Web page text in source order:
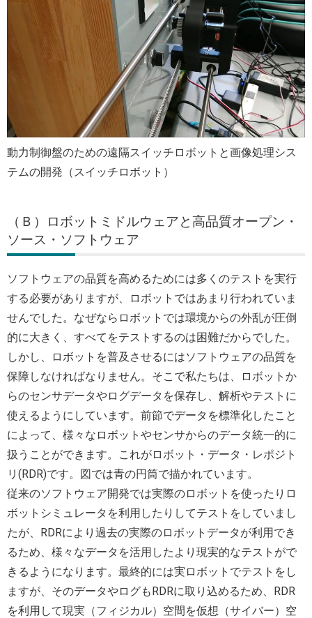
動力制御盤のための遠隔スイッチロボットと画像処理シス
テムの開発（スイッチロボット）
（Ｂ）ロボットミドルウェアと高品質オープン・
ソース・ソフトウェア
ソフトウェアの品質を高めるためには多くのテストを実行
する必要がありますが、ロボットではあまり行われていま
せんでした。なぜならロボットでは環境からの外乱が圧倒
的に大きく、すべてをテストするのは困難だからでした。
しかし、ロボットを普及させるにはソフトウェアの品質を
保障しなければなりません。そこで私たちは、ロボットか
らのセンサデータやログデータを保存し、解析やテストに
使えるようにしています。前節でデータを標準化したこと
によって、様々なロボットやセンサからのデータ統一的に
扱うことができます。これがロボット・データ・レポジト
リ(RDR)です。図では青の円筒で描かれています。
従来のソフトウェア開発では実際のロボットを使ったりロ
ボットシミュレータを利用したりしてテストをしていまし
たが、RDRにより過去の実際のロボットデータが利用でき
るため、様々なデータを活用したより現実的なテストがで
きるようになります。最終的には実ロボットでテストをし
ますが、そのデータやログもRDRに取り込めるため、RDR
を利用して現実（フィジカル）空間を仮想（サイバー）空